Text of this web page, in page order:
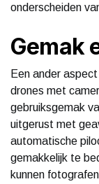
onderscheiden
Gemak
Een ander
drones met
gebruiksgemak
uitgerust met
automatische
gemakkelijk te
kunnen